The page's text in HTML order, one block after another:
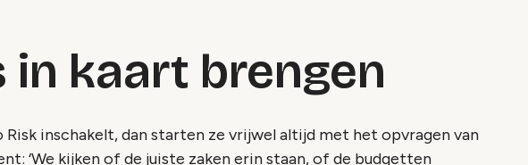
in kaart brengen
Risk inschakelt, dan starten ze vrijwel altijd met het opvragen van
‘We kijken of de juiste zaken erin staan, of de budgetten